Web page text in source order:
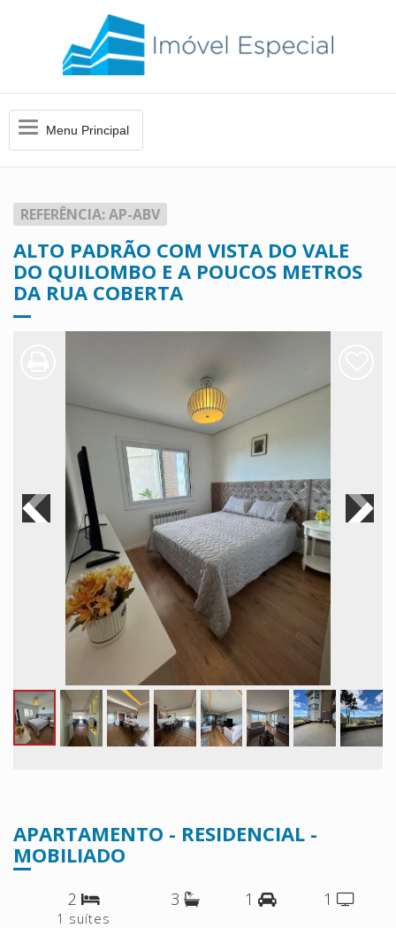
MenuMenu Principal
REFERÊNCIA: AP-ABV
ALTO PADRÃO COM VISTA DO VALE
DO QUILOMBO E A POUCOS METROS
DA RUA COBERTA
APARTAMENTO - RESIDENCIAL -
MOBILIADO
2
1 suítes
3 1 1